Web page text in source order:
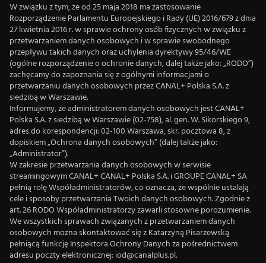
W związku z tym, że od 25 maja 2018 ma zastosowanie
Rozporządzenie Parlamentu Europejskiego i Rady (UE) 2016/679 z dnia
27 kwietnia 2016 r. w sprawie ochrony osób fizycznych w związku z
przetwarzaniem danych osobowych i w sprawie swobodnego
przepływu takich danych oraz uchylenia dyrektywy 95/46/WE
(ogólne rozporządzenie o ochronie danych, dalej także jako: „RODO”)
zachęcamy do zapoznania się z ogólnymi informacjami o
przetwarzaniu danych osobowych przez CANAL+ Polska S.A. z
siedzibą w Warszawie.
Informujemy, że administratorem danych osobowych jest CANAL+
Polska S.A. z siedzibą w Warszawie (02-758), al. gen. W. Sikorskiego 9,
adres do korespondencji: 02-100 Warszawa, skr. pocztowa 8, z
dopiskiem „Ochrona danych osobowych” (dalej także jako:
„Administrator”).
W zakresie przetwarzania danych osobowych w serwisie
streamingowym CANAL+ CANAL+ Polska S.A. i GROUPE CANAL+ SA
pełnią rolę Współadministratorów, co oznacza, że wspólnie ustalają
cele i sposoby przetwarzania Twoich danych osobowych. Zgodnie z
art. 26 RODO Współadministratorzy zawarli stosowne porozumienie.
We wszystkich sprawach związanych z przetwarzaniem danych
osobowych można skontaktować się z Katarzyną Pisarzewską
pełniącą funkcję Inspektora Ochrony Danych za pośrednictwem
adresu poczty elektronicznej: iod@canalplus.pl.